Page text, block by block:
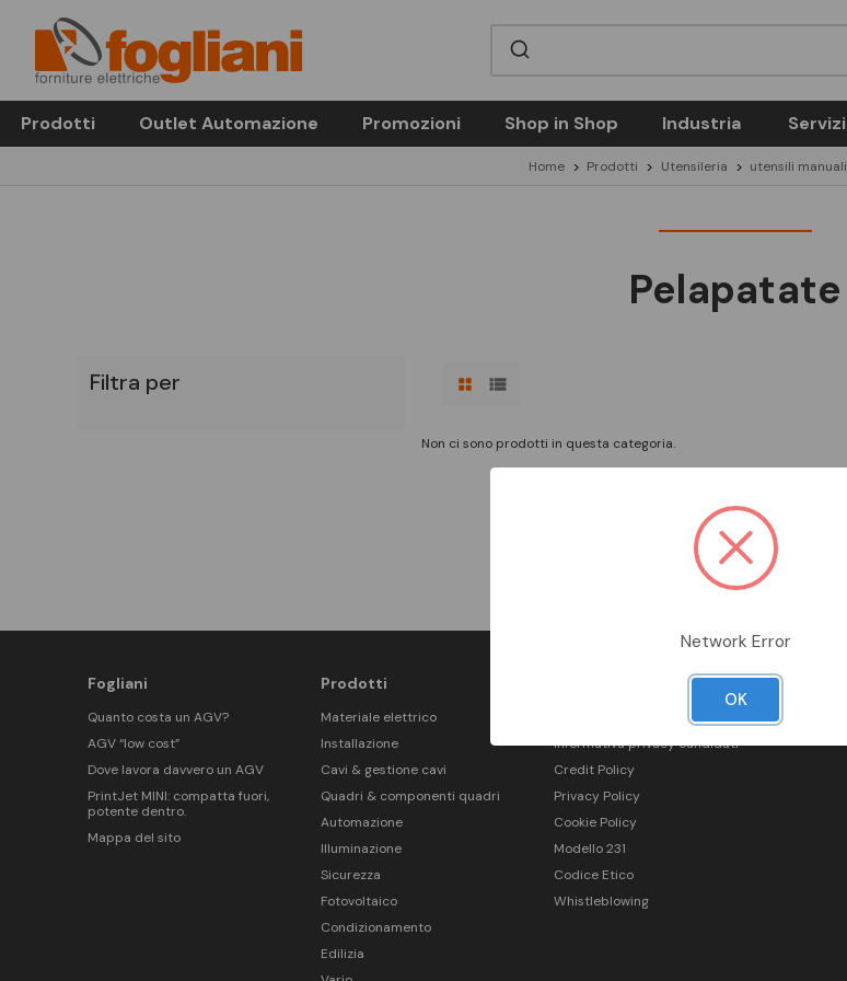
Prodotti Outlet Automazione Promozioni Shop in Shop Industria Servizi
Home Prodotti Utensileria utensili manuali
Pelapatate
Filtra per
Non ci sono prodotti in questa categoria.
Fogliani
Quanto costa un AGV?
AGV “low cost”
Dove lavora davvero un AGV
PrintJet MINI: compatta fuori,
potente dentro.
Mappa del sito
Prodotti
Materiale elettrico
Installazione
Cavi & gestione cavi
Quadri & componenti quadri
Automazione
Illuminazione
Sicurezza
Fotovoltaico
Condizionamento
Edilizia
Informazioni legali
Condizioni generali di vendita
Informativa privacy candidati
Credit Policy
Privacy Policy
Cookie Policy
Modello 231
Codice Etico
Whistleblowing
Network Error
OK